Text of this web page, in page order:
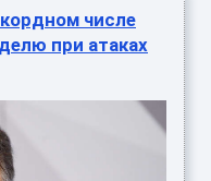
числе
при атаках